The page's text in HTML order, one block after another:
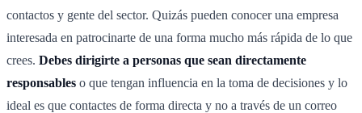
contactos y gente del sector. Quizás pueden conocer una empresa
interesada en patrocinarte de una forma mucho más rápida de lo que
crees. Debes dirigirte a personas que sean directamente
responsables o que tengan influencia en la toma de decisiones y lo
ideal es que contactes de forma directa y no a través de un correo